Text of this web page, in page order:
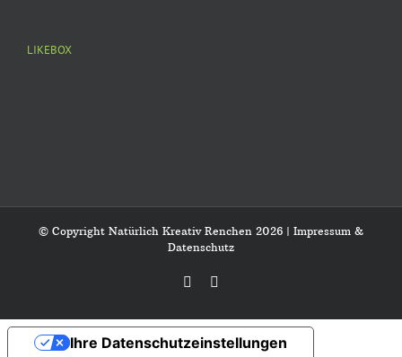
LIKEBOX
© Copyright Natürlich Kreativ Renchen 2026 | Impressum &
Datenschutz
Facebook
Ihre Datenschutzeinstellungen